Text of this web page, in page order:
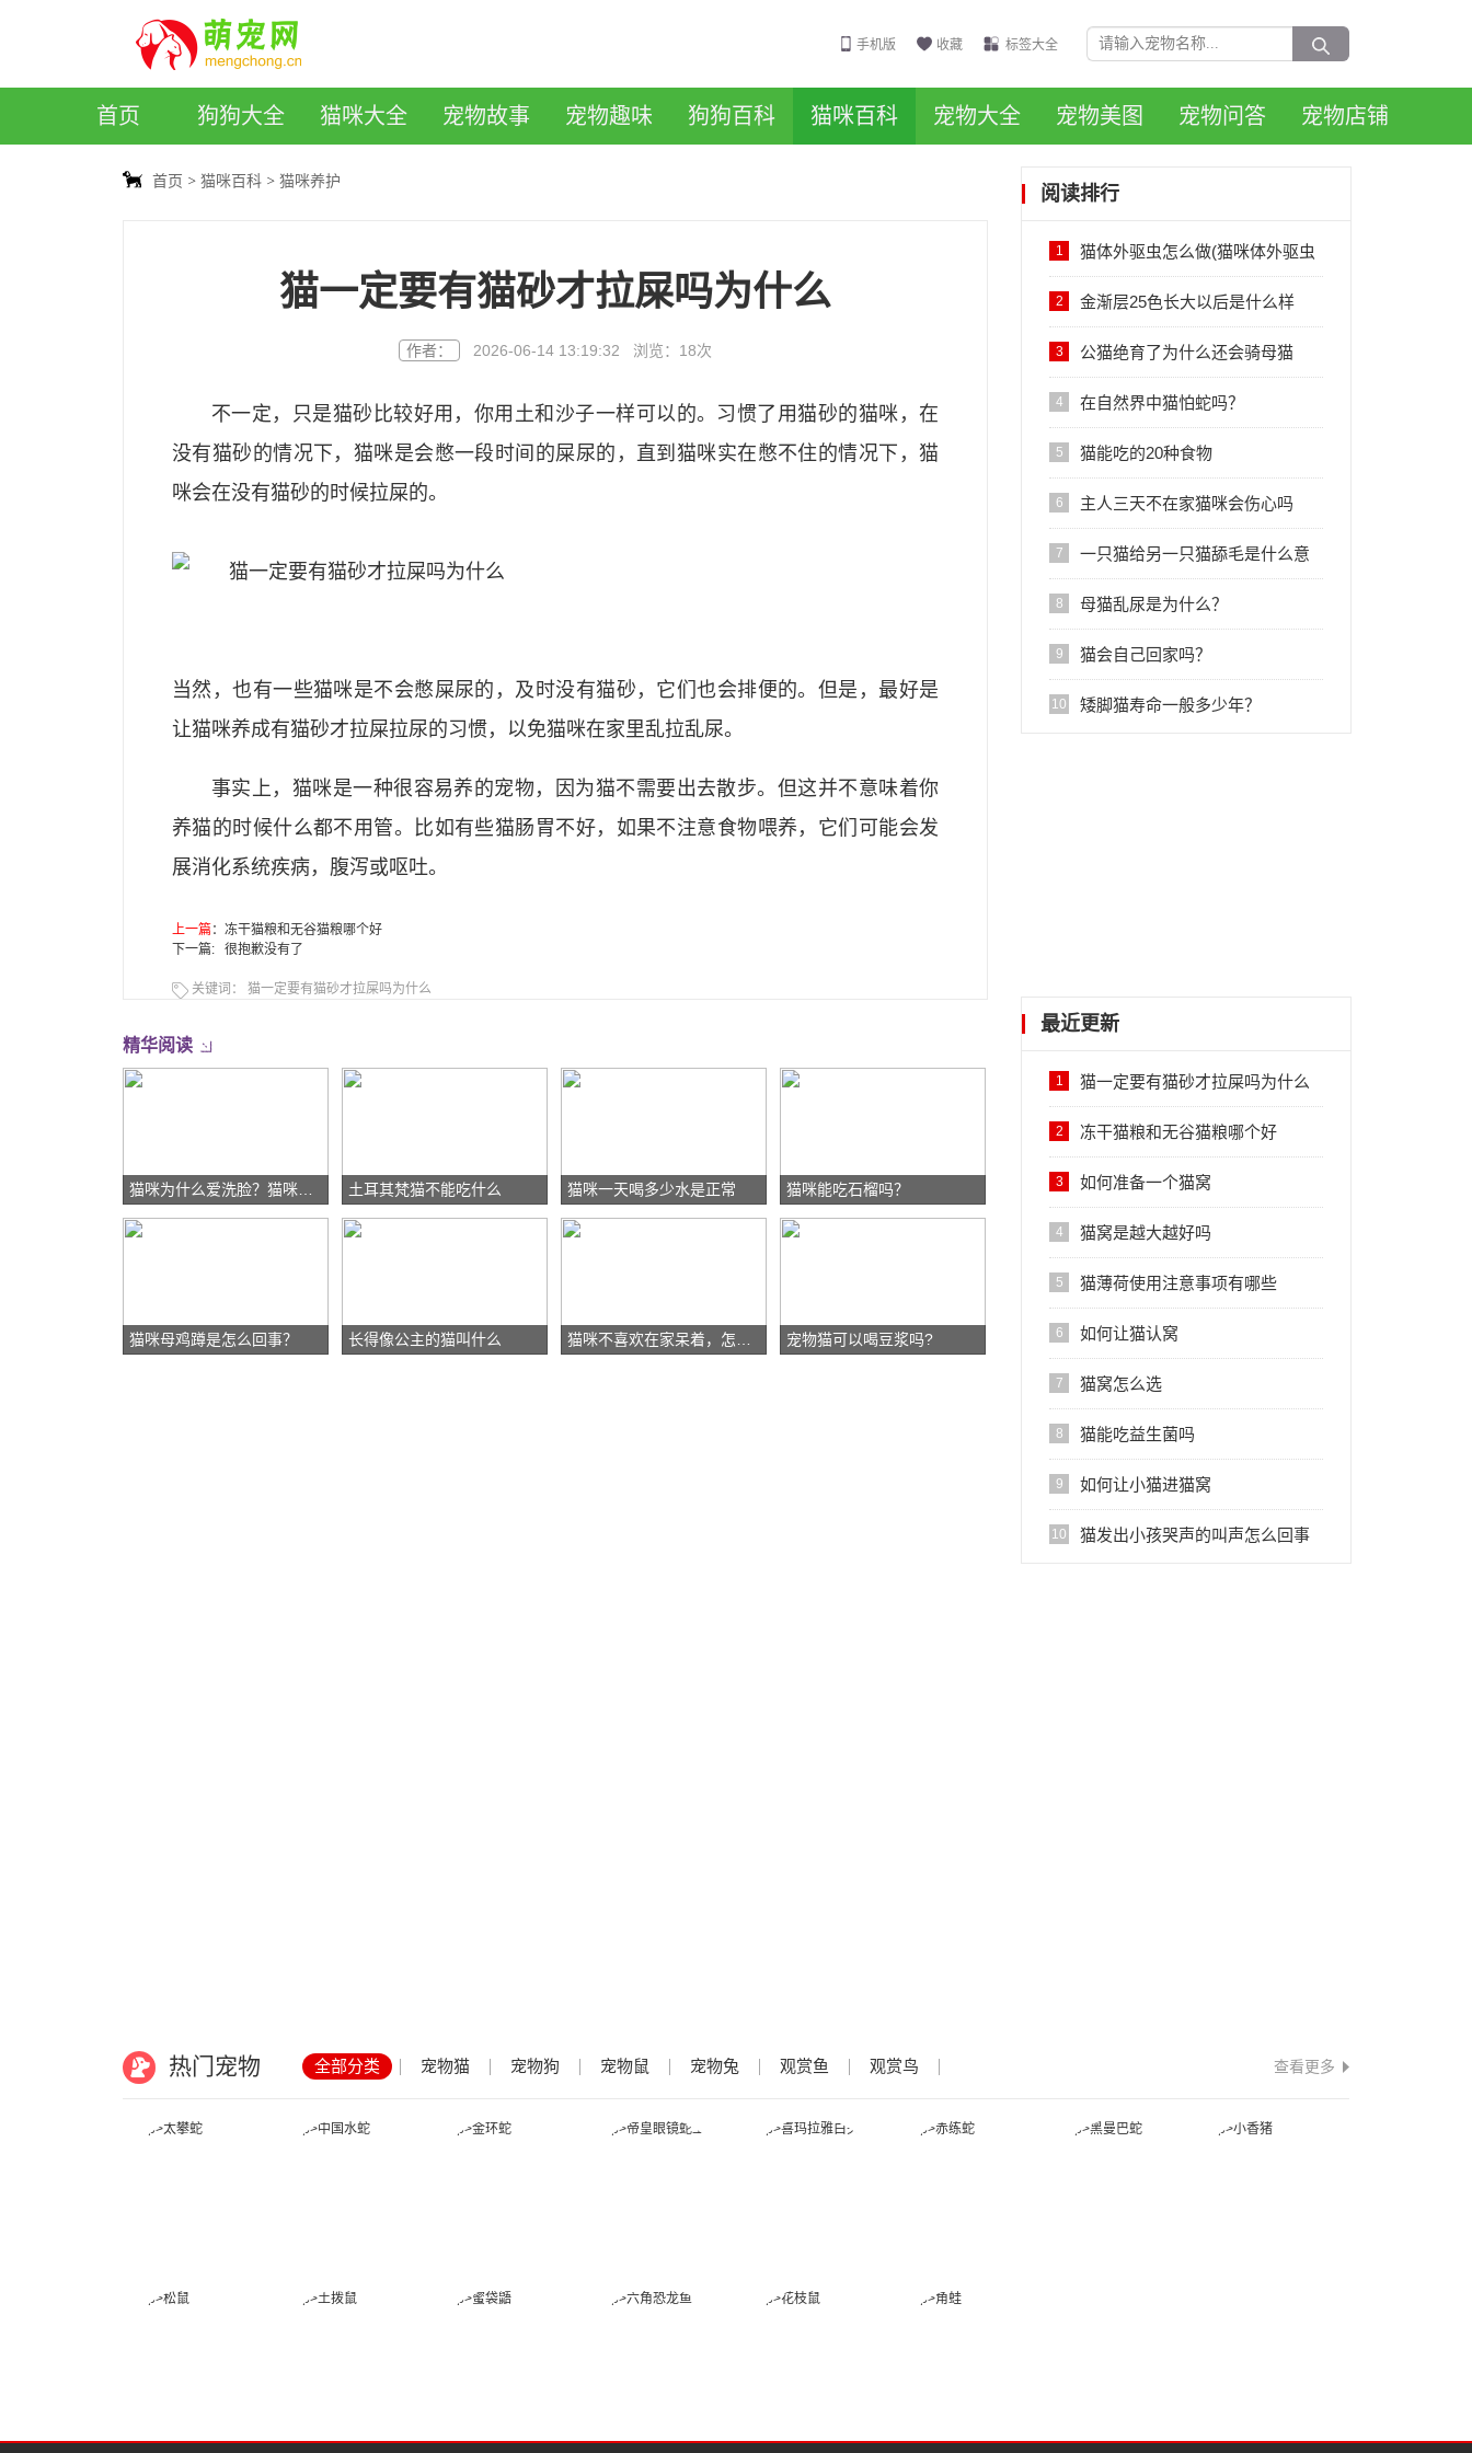
手机版 收藏 标签大全
首页 狗狗大全 猫咪大全 宠物故事 宠物趣味 狗狗百科 猫咪百科 宠物大全 宠物美图 宠物问答 宠物店铺
首页 猫咪百科 猫咪养护
猫一定要有猫砂才拉屎吗为什么
作者： 2026-06-14 13:19:32 浏览： 18次
不一定，只是猫砂比较好用，你用土和沙子一样可以的。习惯了用猫砂的猫咪，在
没有猫砂的情况下，猫咪是会憋一段时间的屎尿的，直到猫咪实在憋不住的情况下，猫
咪会在没有猫砂的时候拉屎的。
当然，也有一些猫咪是不会憋屎尿的，及时没有猫砂，它们也会排便的。但是，最好是
让猫咪养成有猫砂才拉屎拉尿的习惯，以免猫咪在家里乱拉乱尿。
事实上，猫咪是一种很容易养的宠物，因为猫不需要出去散步。但这并不意味着你
养猫的时候什么都不用管。比如有些猫肠胃不好，如果不注意食物喂养，它们可能会发
展消化系统疾病，腹泻或呕吐。
上一篇 ： 冻干猫粮和无谷猫粮哪个好
下一篇: 很抱歉没有了
关键词： 猫一定要有猫砂才拉屎吗为什么
精华阅读
土耳其梵猫不能吃什么 猫咪一天喝多少水是正常 猫咪能吃石榴吗？
猫咪母鸡蹲是怎么回事？ 长得像公主的猫叫什么 宠物猫可以喝豆浆吗?
阅读排行
1 猫体外驱虫怎么做(猫咪体外驱虫
的正确方法图解)
2 金渐层25色长大以后是什么样
子，会变黑吗？
3 公猫绝育了为什么还会骑母猫
4 在自然界中猫怕蛇吗？
5 猫能吃的20种食物
6 主人三天不在家猫咪会伤心吗
7 一只猫给另一只猫舔毛是什么意
思?
8 母猫乱尿是为什么？
9 猫会自己回家吗？
10 矮脚猫寿命一般多少年？
最近更新
1 猫一定要有猫砂才拉屎吗为什么
2 冻干猫粮和无谷猫粮哪个好
3 如何准备一个猫窝
4 猫窝是越大越好吗
5 猫薄荷使用注意事项有哪些
6 如何让猫认窝
7 猫窝怎么选
8 猫能吃益生菌吗
9 如何让小猫进猫窝
10 猫发出小孩哭声的叫声怎么回事
热门宠物 全部分类 宠物猫 宠物狗 宠物鼠 宠物兔 观赏鱼 观赏鸟 查看更多